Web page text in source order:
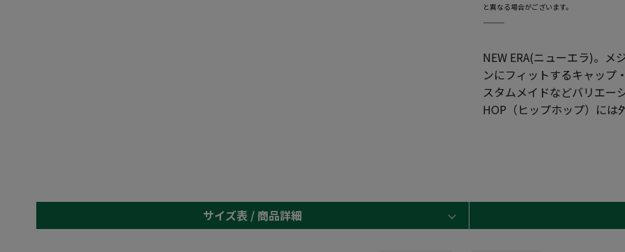
と異なる場合がございます。
―――――――――――――――――――――――
NEW ERA(ニューエラ)。
ンにフィットするキャップ
スタムメイドなどバリエー
HOP（ヒップホップ）には
サイズ表 / 商品詳細